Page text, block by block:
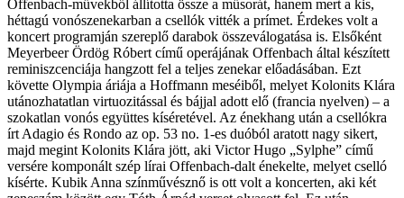
Offenbach-művekből állította össze a műsorát, hanem mert a kis,
héttagú vonószenekarban a csellók vitték a prímet. Érdekes volt a
koncert programján szereplő darabok összeválogatása is. Elsőként
Meyerbeer Ördög Róbert című operájának Offenbach által készített
reminiszcenciája hangzott fel a teljes zenekar előadásában. Ezt
követte Olympia áriája a Hoffmann meséiből, melyet Kolonits Klára
utánozhatatlan virtuozitással és bájjal adott elő (francia nyelven) – a
szokatlan vonós együttes kíséretével. Az énekhang után a csellókra
írt Adagio és Rondo az op. 53 no. 1-es duóból aratott nagy sikert,
majd megint Kolonits Klára jött, aki Victor Hugo „Sylphe” című
versére komponált szép lírai Offenbach-dalt énekelte, melyet cselló
kísérte. Kubik Anna színművésznő is ott volt a koncerten, aki két